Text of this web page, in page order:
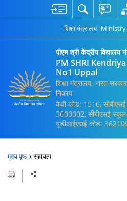
शिक्षा मंत्रालय
पीएम श्री केंद्रीय विद्यालय
PM SHRI
No1 Uppal
शिक्षा मंत्रालय, भारत
निकाय
केवी कोड: 1516, सीबीएसई
3600002, सीबीएसई
यूडीआईएसई कोड:
मुख्य पृष्ठ सहायता